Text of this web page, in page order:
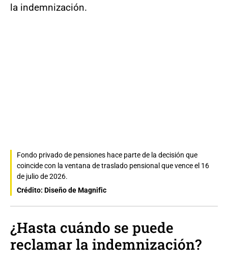
la indemnización.
Fondo privado de pensiones hace parte de la decisión que
coincide con la ventana de traslado pensional que vence el 16
de julio de 2026.
Crédito: Diseño de Magnific
¿Hasta cuándo se puede
reclamar la indemnización?